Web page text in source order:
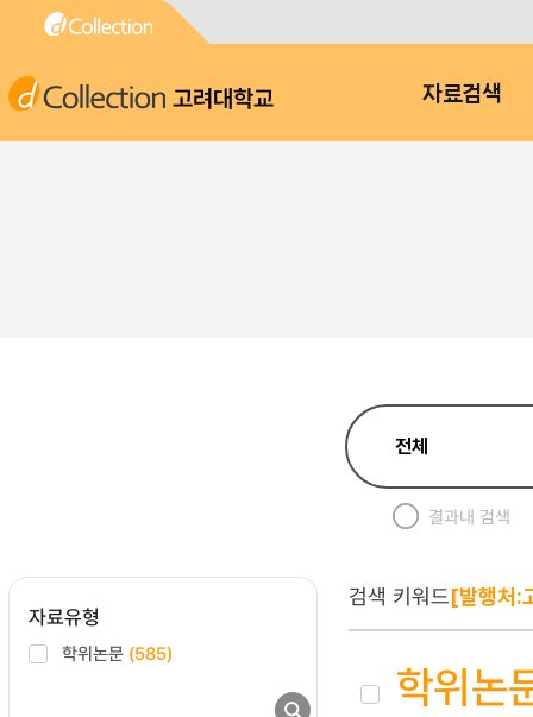
고려대학교 자료검색
결과내 검색
자료유형
학위논문 (585)
검색 키워드[발행처:
학위논